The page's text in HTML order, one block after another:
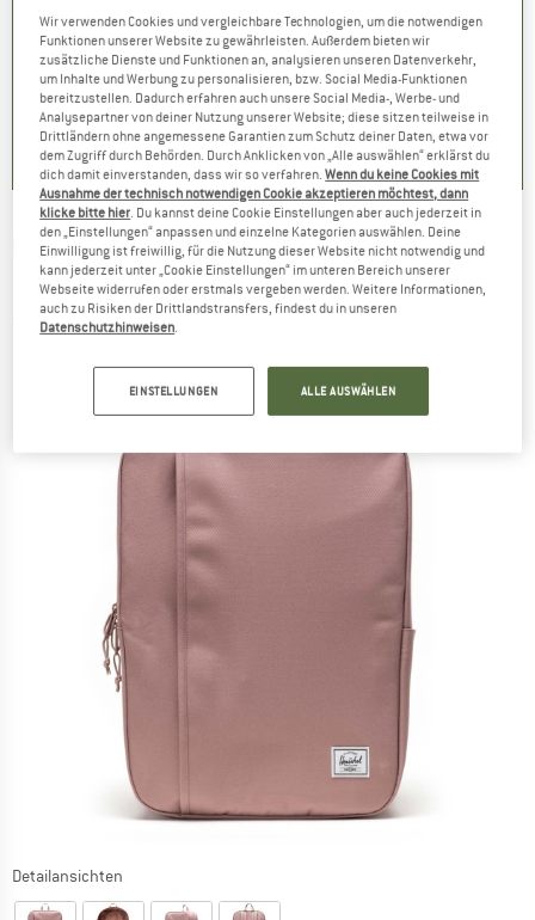
S/S Blouse
Preis
41.27
)
Artikel
Women's Mojito Hike GTX
Produktgruppe
Wanderschuhe
Preis
CHF 195.95reduzierter Preis
ab
CHF 131.29
4.7(29)
Artikel
Women's Waltraud
Produktgruppe
Funktionsshirt
Preis
CHF 33.95reduzierter Preis
ab
CHF 16.98
+2
4.2(24)
HERSCHEL -Wesbrook Backpack 24 -
Daypack
(0)
Detailansichten
Wir verwenden Cookies und vergleichbare Technologien, um die notwendigen
Funktionen unserer Website zu gewährleisten. Außerdem bieten wir
zusätzliche Dienste und Funktionen an, analysieren unseren Datenverkehr,
um Inhalte und Werbung zu personalisieren, bzw. Social Media-Funktionen
bereitzustellen. Dadurch erfahren auch unsere Social Media-, Werbe- und
Analysepartner von deiner Nutzung unserer Website; diese sitzen teilweise in
Drittländern ohne angemessene Garantien zum Schutz deiner Daten, etwa vor
dem Zugriff durch Behörden. Durch Anklicken von „Alle auswählen“ erklärst du
dich damit einverstanden, dass wir so verfahren.Wenn du keine Cookies mit
Ausnahme der technisch notwendigen Cookie akzeptieren möchtest, dann
klicke bitte hier . Du kannst deine Cookie Einstellungen aber auch jederzeit in
den „Einstellungen“ anpassen und einzelne Kategorien auswählen. Deine
Einwilligung ist freiwillig, für die Nutzung dieser Website nicht notwendig und
kann jederzeit unter „Cookie Einstellungen“ im unteren Bereich unserer
Webseite widerrufen oder erstmals vergeben werden. Weitere Informationen,
auch zu Risiken der Drittlandstransfers, findest du in unseren
Datenschutzhinweisen
EINSTELLUNGEN ALLE AUSWÄHLEN